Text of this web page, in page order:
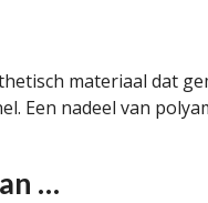
materiaal dat
Een nadeel van
…